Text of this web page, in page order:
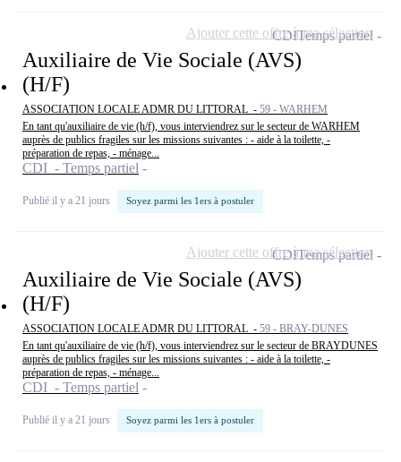
Auxiliaire de Vie Sociale (AVS)
(H/F)
ASSOCIATION LOCALE ADMR DU LITTORAL - 59 - WARHEM
En tant qu'auxiliaire de vie (h/f), vous interviendrez sur le secteur de WARHEM
auprès de publics fragiles sur les missions suivantes : - aide à la toilette, -
préparation de repas, - ménage...
CDI - Temps partiel
Publié il y a 21 jours Soyez parmi les 1ers à postuler
CDITemps partiel
Ajouter cette offre à ma sélection
Auxiliaire de Vie Sociale (AVS)
(H/F)
ASSOCIATION LOCALE ADMR DU LITTORAL - 59 - BRAY-DUNES
En tant qu'auxiliaire de vie (h/f), vous interviendrez sur le secteur de BRAYDUNES
auprès de publics fragiles sur les missions suivantes : - aide à la toilette, -
préparation de repas, - ménage...
CDI - Temps partiel
Publié il y a 21 jours Soyez parmi les 1ers à postuler
CDITemps partiel
Ajouter cette offre à ma sélection